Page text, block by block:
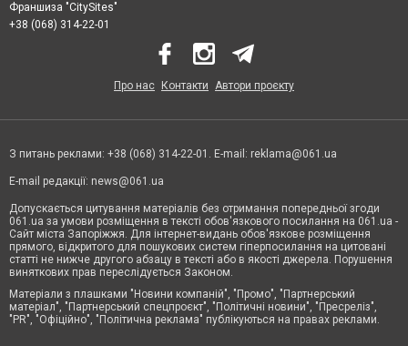
Франшиза "CitySites"
+38 (068) 314-22-01
Про нас Контакти Автори проєкту
З питань реклами: +38 (068) 314-22-01. E-mail: reklama@061.ua
E-mail редакції: news@061.ua
Допускається цитування матеріалів без отримання попередньої згоди
061.ua за умови розміщення в тексті обов'язкового посилання на 061.ua -
Сайт міста Запоріжжя. Для інтернет-видань обов'язкове розміщення
прямого, відкритого для пошукових систем гіперпосилання на цитовані
статті не нижче другого абзацу в тексті або в якості джерела. Порушення
виняткових прав переслідується Законом.
Матеріали з плашками "Новини компаній", "Промо", "Партнерський
матеріал", "Партнерський спецпроєкт", "Політичні новини", "Пресреліз",
"PR", "Офіційно", "Політична реклама" публікуються на правах реклами.